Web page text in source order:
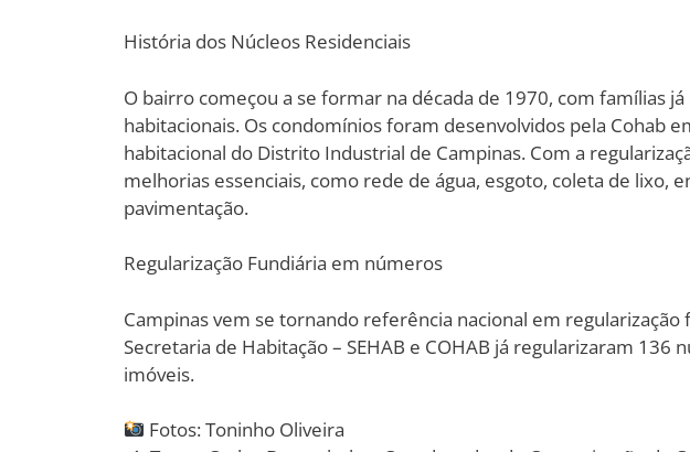
História dos Núcleos Residenciais
O bairro começou a se formar na década de 1970, com famílias
habitacionais. Os condomínios foram desenvolvidos pela Cohab
habitacional do Distrito Industrial de Campinas. Com a
melhorias essenciais, como rede de água, esgoto, coleta de lixo,
pavimentação.
Regularização Fundiária em números
Campinas vem se tornando referência nacional em regularização
Secretaria de Habitação – SEHAB e COHAB já regularizaram 136
imóveis.
Fotos: Toninho Oliveira